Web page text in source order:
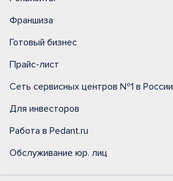
Франшиза
Готовый бизнес
Прайс-лист
Сеть сервисных центров №1 в России
Для инвесторов
Работа в Pedant.ru
Обслуживание юр. лиц